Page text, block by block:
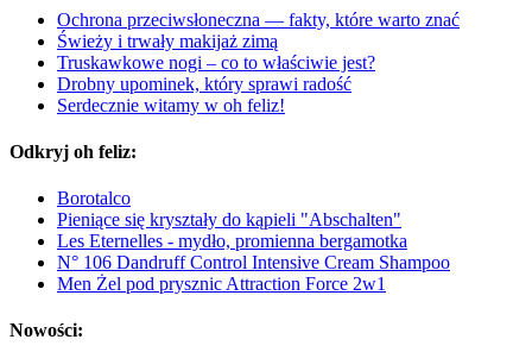
Ochrona przeciwsłoneczna — fakty, które warto znać
Świeży i trwały makijaż zimą
Truskawkowe nogi – co to właściwie jest?
Drobny upominek, który sprawi radość
Serdecznie witamy w oh feliz!
Odkryj oh feliz:
Borotalco
Pieniące się kryształy do kąpieli "Abschalten"
Les Eternelles - mydło, promienna bergamotka
N° 106 Dandruff Control Intensive Cream Shampoo
Men Żel pod prysznic Attraction Force 2w1
Nowości: